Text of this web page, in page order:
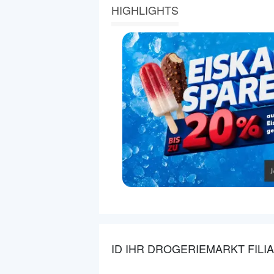
HIGHLIGHTS
ID IHR DROGERIEMARKT